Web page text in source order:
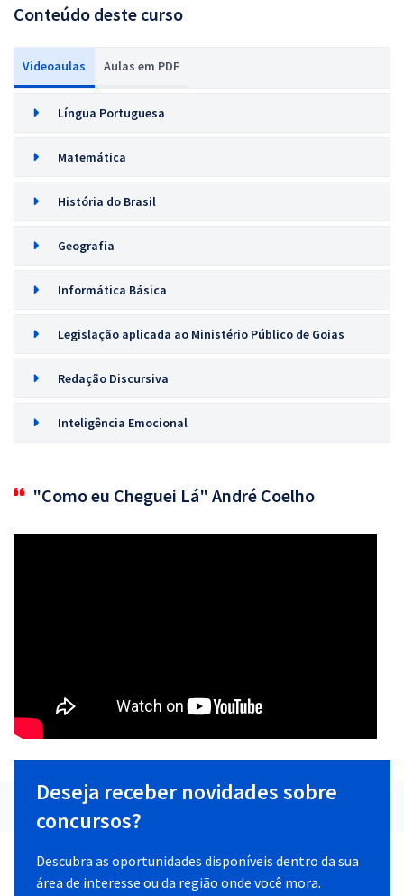
Conteúdo deste curso
Videoaulas Aulas em PDF
Língua Portuguesa
Matemática
História do Brasil
Geografia
Informática Básica
Legislação aplicada ao Ministério Público de Goias
Redação Discursiva
Inteligência Emocional
"Como eu Cheguei Lá" André Coelho
Deseja receber novidades sobre
concursos?
Descubra as oportunidades disponíveis dentro da sua
área de interesse ou da região onde você mora.